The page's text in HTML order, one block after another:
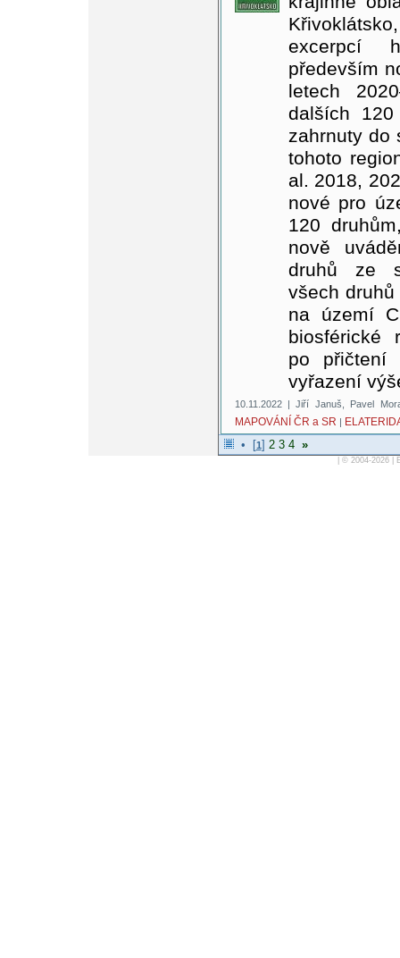
excerpcí
především
letech
dalších
zahrnuty do
tohoto
al. 2018,
nové pro
120
nově
druhů ze
všech
na území
biosférické
po přičtení
vyřazení
10.11.2022 | Jiří Januš, Pavel
MAPOVÁNÍ ČR a SR |
• [1] 2 3 4 »
| © 2004-2026 |